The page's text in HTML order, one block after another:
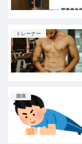
トレーナー
腰痛